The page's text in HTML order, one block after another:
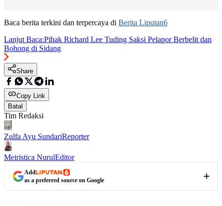
Baca berita terkini dan terpercaya di Berita Liputan6
Lanjut Baca:Pihak Richard Lee Tuding Saksi Pelapor Berbelit dan
Bohong di Sidang
Share
Copy Link
Batal
Tim Redaksi
Zulfa Ayu SundariReporter
Meiristica NurulEditor
Add
as a preferred source on Google